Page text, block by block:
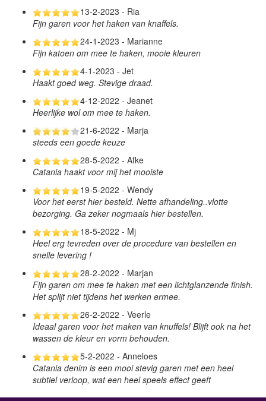
13-2-2023 - Ria
Fijn garen voor het haken van knaffels.
24-1-2023 - Marianne
Fijn katoen om mee te haken, mooie kleuren
4-1-2023 - Jet
Haakt goed weg. Stevige draad.
4-12-2022 - Jeanet
Heerlijke wol om mee te haken.
21-6-2022 - Marja
steeds een goede keuze
28-5-2022 - Afke
Catania haakt voor mij het mooiste
19-5-2022 - Wendy
Voor het eerst hier besteld. Nette afhandeling..vlotte
bezorging. Ga zeker nogmaals hier bestellen.
18-5-2022 - Mj
Heel erg tevreden over de procedure van bestellen en
snelle levering !
28-2-2022 - Marjan
Fijn garen om mee te haken met een lichtglanzende finish.
Het splijt niet tijdens het werken ermee.
26-2-2022 - Veerle
Ideaal garen voor het maken van knuffels! Blijft ook na het
wassen de kleur en vorm behouden.
5-2-2022 - Anneloes
Catania denim is een mooi stevig garen met een heel
subtiel verloop, wat een heel speels effect geeft